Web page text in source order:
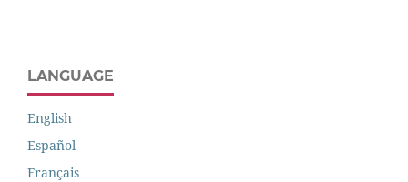
LANGUAGE
English
Español
Français